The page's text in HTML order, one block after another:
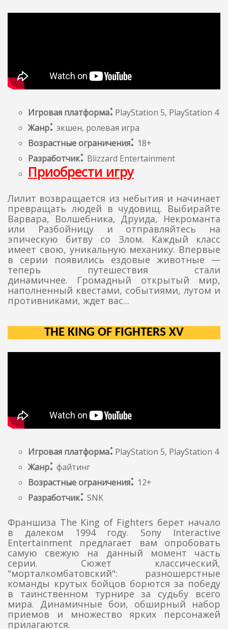
Игровая платформа: PlayStation 5, PlayStation 4
Жанр: экшен, ролевая игра
Возрастные ограничения: 18+
Разработчик: Blizzard Entertainment
Приобрести игру
Лилит возвращается из небытия и начинает
превращать людей в чудовищ. Выбирайте
Варвара, Волшебника, Друида, Некроманта
или Разбойницу и отправляйтесь на
эпическую битву со Злом. Каждый класс
имеет свою, уникальную механику. Впервые
в серии появились ездовые животные —
теперь путешествия стали
динамичнее. Громадный открытый мир,
наполненный квестами, событиями, лутом и
противниками, ждет вас...
THE KING OF FIGHTERS XV
Игровая платформа: PlayStation 5, PlayStation 4
Жанр: файтинг
Возрастные ограничения: 12+
Разработчик: SNK
Франшиза The King of Fighters берет начало
в далеком 1994 году. Sony Interactive
Entertainment предлагает вам опробовать
самую свежую на данный момент часть
серии. Сюжет классический,
"морталкомбатовский": разношерстные
команды крутых бойцов борются за победу
в таинственном турнире за судьбу всего
мира. Динамичные бои, обширный набор
приемов и множество ярких персонажей
прилагаются.